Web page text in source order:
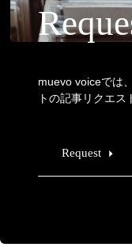
muevo voiceでは
トの記事リクエス
Request